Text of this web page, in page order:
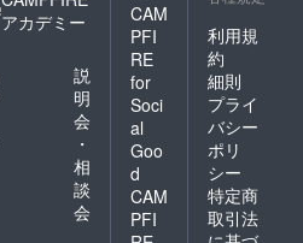
アカデミー
説
明
会
・
相
談
会
CAM
PFI
RE
for
Soci
al
Goo
d
CAM
PFI
利用規
約
細則
プライ
バシー
ポリ
シー
特定商
取引法